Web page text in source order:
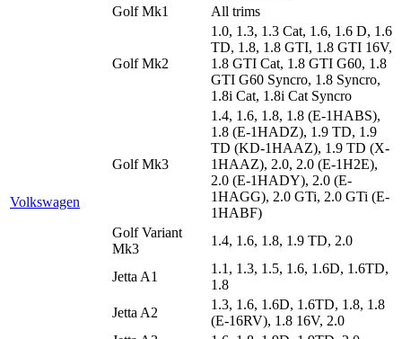
Volkswagen
Golf Mk1
All trims
Golf Mk2
1.0, 1.3, 1.3 Cat, 1.6, 1.6 D, 1.6
TD, 1.8, 1.8 GTI, 1.8 GTI 16V,
1.8 GTI Cat, 1.8 GTI G60, 1.8
GTI G60 Syncro, 1.8 Syncro,
1.8i Cat, 1.8i Cat Syncro
Golf Mk3
1.4, 1.6, 1.8, 1.8 (E-1HABS),
1.8 (E-1HADZ), 1.9 TD, 1.9
TD (KD-1HAAZ), 1.9 TD (X-
1HAAZ), 2.0, 2.0 (E-1H2E),
2.0 (E-1HADY), 2.0 (E-
1HAGG), 2.0 GTi, 2.0 GTi (E-
1HABF)
Golf Variant
Mk3
1.4, 1.6, 1.8, 1.9 TD, 2.0
Jetta A1
1.1, 1.3, 1.5, 1.6, 1.6D, 1.6TD,
1.8
Jetta A2
1.3, 1.6, 1.6D, 1.6TD, 1.8, 1.8
(E-16RV), 1.8 16V, 2.0